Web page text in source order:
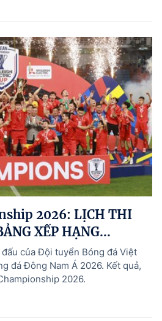
2026: LỊCH THI
XẾP HẠNG...
của Đội tuyển Bóng đá Việt
đá Đông Nam Á 2026. Kết quả,
2026.